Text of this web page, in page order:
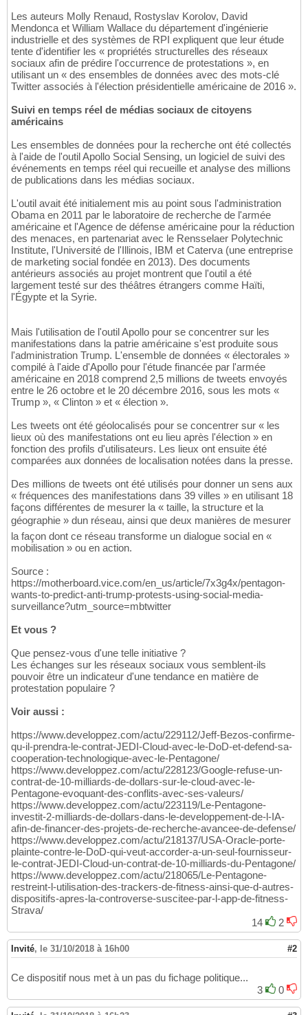
Les auteurs Molly Renaud, Rostyslav Korolov, David
Mendonca et William Wallace du département d'ingénierie
industrielle et des systèmes de RPI expliquent que leur étude
tente d'identifier les « propriétés structurelles des réseaux
sociaux afin de prédire l'occurrence de protestations », en
utilisant un « des ensembles de données avec des mots-clé
Twitter associés à l'élection présidentielle américaine de 2016 ».
Suivi en temps réel de médias sociaux de citoyens
américains
Les ensembles de données pour la recherche ont été collectés
à l'aide de l'outil Apollo Social Sensing, un logiciel de suivi des
événements en temps réel qui recueille et analyse des millions
de publications dans les médias sociaux.
L'outil avait été initialement mis au point sous l'administration
Obama en 2011 par le laboratoire de recherche de l'armée
américaine et l'Agence de défense américaine pour la réduction
des menaces, en partenariat avec le Rensselaer Polytechnic
Institute, l'Université de l'Illinois, IBM et Caterva (une entreprise
de marketing social fondée en 2013). Des documents
antérieurs associés au projet montrent que l'outil a été
largement testé sur des théâtres étrangers comme Haïti,
l'Égypte et la Syrie.
Mais l'utilisation de l'outil Apollo pour se concentrer sur les
manifestations dans la patrie américaine s'est produite sous
l'administration Trump. L'ensemble de données « électorales »
compilé à l'aide d'Apollo pour l'étude financée par l'armée
américaine en 2018 comprend 2,5 millions de tweets envoyés
entre le 26 octobre et le 20 décembre 2016, sous les mots «
Trump », « Clinton » et « élection ».
Les tweets ont été géolocalisés pour se concentrer sur « les
lieux où des manifestations ont eu lieu après l'élection » en
fonction des profils d'utilisateurs. Les lieux ont ensuite été
comparées aux données de localisation notées dans la presse.
Des millions de tweets ont été utilisés pour donner un sens aux
« fréquences des manifestations dans 39 villes » en utilisant 18
façons différentes de mesurer la « taille, la structure et la
géographie » dun réseau, ainsi que deux manières de mesurer
la façon dont ce réseau transforme un dialogue social en «
mobilisation » ou en action.
Source :
https://motherboard.vice.com/en_us/article/7x3g4x/pentagon-
wants-to-predict-anti-trump-protests-using-social-media-
surveillance?utm_source=mbtwitter
Et vous ?
Que pensez-vous d'une telle initiative ?
Les échanges sur les réseaux sociaux vous semblent-ils
pouvoir être un indicateur d'une tendance en matière de
protestation populaire ?
Voir aussi :
https://www.developpez.com/actu/229112/Jeff-Bezos-confirme-
qu-il-prendra-le-contrat-JEDI-Cloud-avec-le-DoD-et-defend-sa-
cooperation-technologique-avec-le-Pentagone/
https://www.developpez.com/actu/228123/Google-refuse-un-
contrat-de-10-milliards-de-dollars-sur-le-cloud-avec-le-
Pentagone-evoquant-des-conflits-avec-ses-valeurs/
https://www.developpez.com/actu/223119/Le-Pentagone-
investit-2-milliards-de-dollars-dans-le-developpement-de-l-IA-
afin-de-financer-des-projets-de-recherche-avancee-de-defense/
https://www.developpez.com/actu/218137/USA-Oracle-porte-
plainte-contre-le-DoD-qui-veut-accorder-a-un-seul-fournisseur-
le-contrat-JEDI-Cloud-un-contrat-de-10-milliards-du-Pentagone/
https://www.developpez.com/actu/218065/Le-Pentagone-
restreint-l-utilisation-des-trackers-de-fitness-ainsi-que-d-autres-
dispositifs-apres-la-controverse-suscitee-par-l-app-de-fitness-
Strava/
14
2
Invité, le 31/10/2018 à 16h00 #2
Ce dispositif nous met à un pas du fichage politique...
3
0